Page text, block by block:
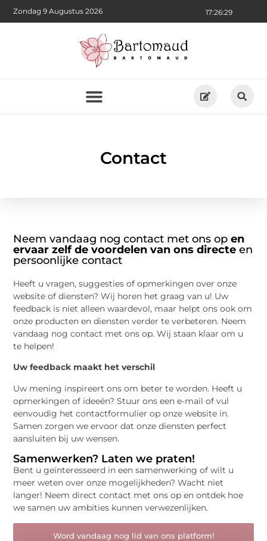
17:26:30
Zondag 9 Augustus 2026
Contact
Neem vandaag nog contact met ons open
ervaar zelf de voordelen van ons directe en
persoonlijke contact
Heeft u vragen, suggesties of opmerkingen over onze
website of diensten? Wij horen het graag van u! Uw
feedback is niet alleen waardevol, maar helpt ons ook om
onze producten en diensten verder te verbeteren. Neem
vandaag nog contact met ons op. Wij staan klaar om u
te helpen!
Uw feedback maakt het verschil
Uw mening inspireert ons om beter te worden. Heeft u
opmerkingen of ideeën? Stuur ons een e-mail of vul
eenvoudig het contactformulier op onze website in.
Samen zorgen we ervoor dat onze diensten perfect
aansluiten bij uw wensen.
Samenwerken? Laten we praten!
Bent u geïnteresseerd in een samenwerking of wilt u
meer weten over onze mogelijkheden? Wacht niet
langer! Neem direct contact met ons op en ontdek hoe
we samen uw ambities kunnen verwezenlijken.
Word vandaag nog lid van ons platform!